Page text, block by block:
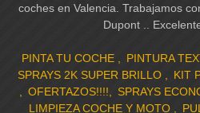
coches en Valencia. Trabajamos
Dupont ..
PINTA TU COCHE
PINTURA
SPRAYS 2K SUPER BRILLO
KIT
OFERTAZOS!!!!
SPRAYS
LIMPIEZA COCHE Y MOTO